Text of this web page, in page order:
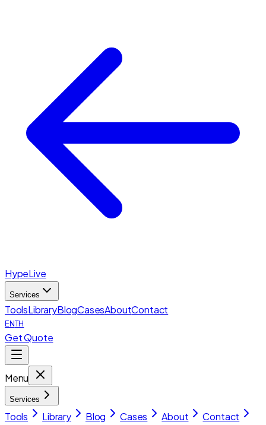
HypeLive
Services
ToolsLibraryBlogCasesAboutContact
ENTH
Get Quote
Menu
Services
Tools Library Blog Cases About Contact